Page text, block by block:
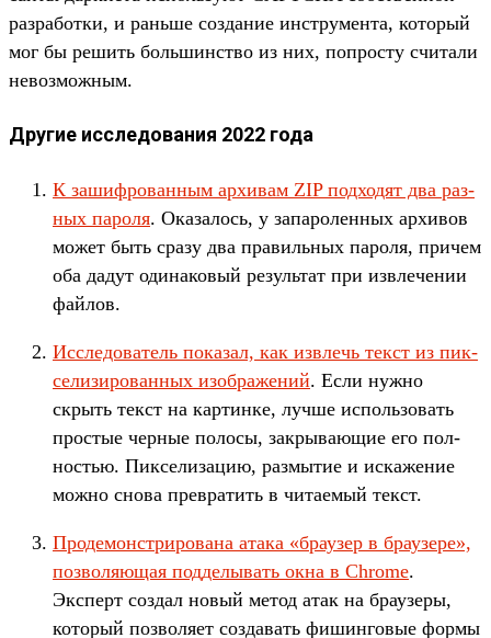
раз­работ­ки, и рань­ше соз­дание инс­тру­мен­та, который
мог бы решить боль­шинс­тво из них, поп­росту счи­тали
невоз­можным.
Другие исследования 2022 года
К зашиф­рован­ным архи­вам ZIP под­ходят два раз­
ных пароля. Ока­залось, у запаро­лен­ных архи­вов
может быть сра­зу два пра­виль­ных пароля, при­чем
оба дадут оди­нако­вый резуль­тат при извле­чении
фай­лов.
Ис­сле­дова­тель показал, как извлечь текст из пик­
селизи­рован­ных изоб­ражений. Если нуж­но
скрыть текст на кар­тинке, луч­ше исполь­зовать
прос­тые чер­ные полосы, зак­рыва­ющие его пол­
ностью. Пик­селиза­цию, раз­мытие и иска­жение
мож­но сно­ва прев­ратить в чита­емый текст.
Про­демонс­три­рова­на ата­ка «бра­узер в бра­узе­ре»,
поз­воля­ющая под­делывать окна в Chrome.
Эксперт соз­дал новый метод атак на бра­узе­ры,
который поз­воля­ет соз­давать фишин­говые фор­мы